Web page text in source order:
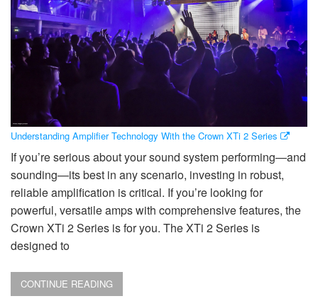
Understanding Amplifier Technology With the Crown XTi 2 Series
If you’re serious about your sound system performing—and
sounding—its best in any scenario, investing in robust,
reliable amplification is critical. If you’re looking for
powerful, versatile amps with comprehensive features, the
Crown XTi 2 Series is for you. The XTi 2 Series is
designed to
CONTINUE READING